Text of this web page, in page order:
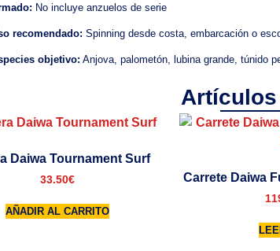
No incluye anzuelos de serie
recomendado: Spinning desde costa, embarcación o
objetivo: Anjova, palometón, lubina grande, túnido
Artículos
Daiwa Tournament Surf
33.50€
AÑADIR AL CARRITO
Carrete Daiwa